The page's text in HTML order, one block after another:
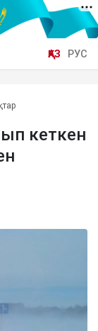
ҚАЗ РУС
кеткен